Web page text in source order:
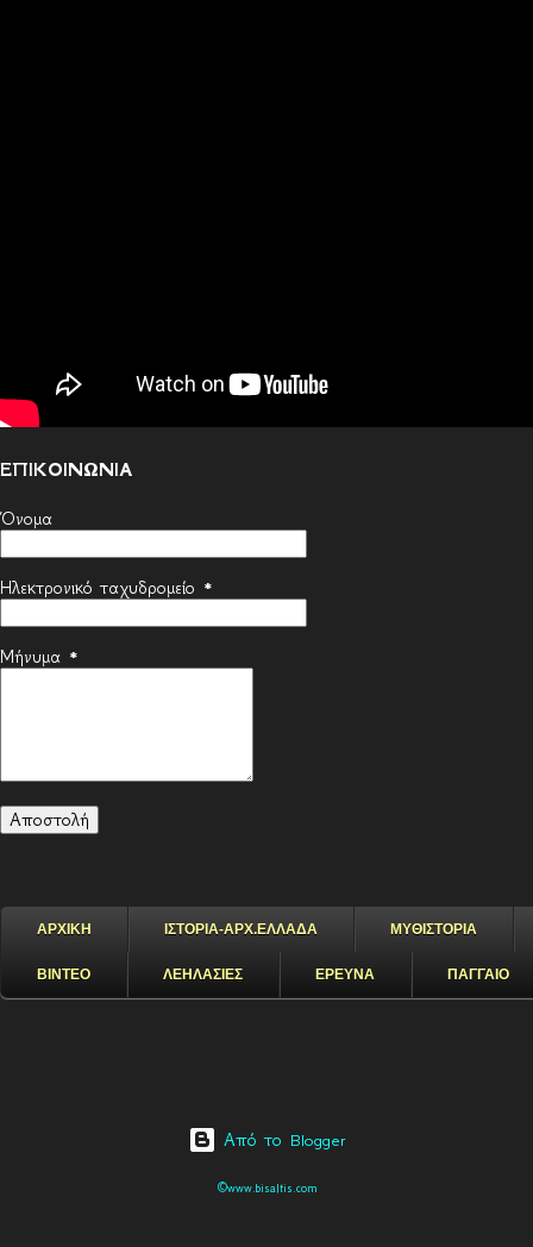
ΕΠΙΚΟΙΝΩΝΙΑ
Όνομα
Ηλεκτρονικό ταχυδρομείο *
Μήνυμα *
ΑΡΧΙΚΗ ΙΣΤΟΡΙΑ-ΑΡΧ.ΕΛΛΑΔΑ ΜΥΘΙΣΤΟΡΙΑ
ΒΙΝΤΕΟ ΛΕΗΛΑΣΙΕΣ ΕΡΕΥΝΑ ΠΑΓΓΑΙΟ
Από το Blogger
©www.bisaltis.com